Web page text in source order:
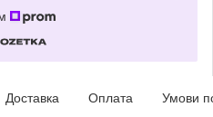
Доставка Оплата Умови